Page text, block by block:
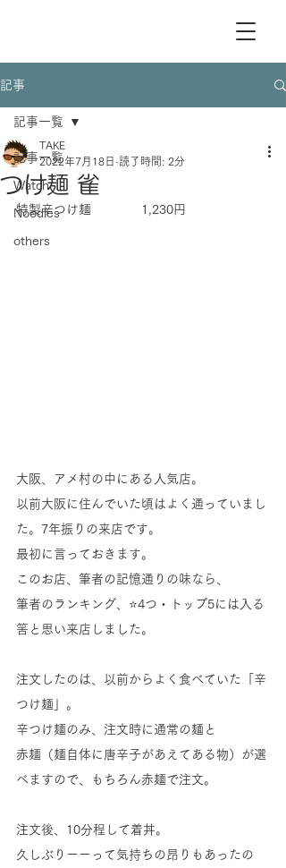
記事
記事一覧
Watch
Noodles
others
記事一覧
つけ麺 雀
TAKE
2022年7月18日 読了時間: 2分
特製辛つけ麺　　　　1,230円
大阪、アメ村の中にある人気店。
以前大阪に住んでいた頃はよく通っていまし
た。7年振りの来店です。
最初に言っておきます。
このお店、筆者の記憶通りの味なら、
筆者のランキング、⭐4つ・トップ5には入る
筈と思い来店しました。
注文したのは、以前からよく食べていた「辛
つけ麺」。
辛つけ麺のみ、注文時に通常の麺と
赤麺（麺自体に唐辛子があえてある物）が選
べますので、もちろん赤麺で注文。
注文後、10分程して着丼。
久しぶりーーって気持ちの昂りもあったの